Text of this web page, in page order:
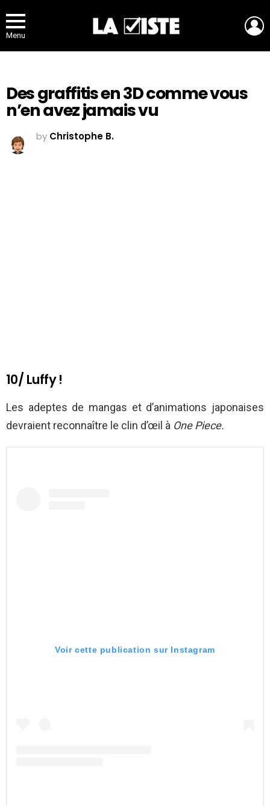
Menu
Des graffitis en 3D comme vous
n’en avez jamais vu
by Christophe B.
10/ Luffy !
Les adeptes de mangas et d’animations japonaises
devraient reconnaître le clin d’œil à One Piece.
Voir cette publication sur Instagram